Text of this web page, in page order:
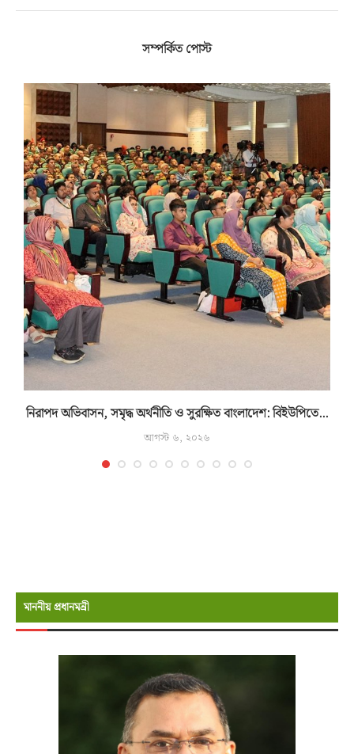
সম্পর্কিত পোস্ট
নিরাপদ অভিবাসন, সমৃদ্ধ অর্থনীতি ও সুরক্ষিত বাংলাদেশ: বিইউপিতে...
আগস্ট ৬, ২০২৬
মাননীয় প্রধানমন্রী